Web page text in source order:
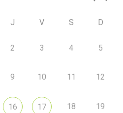
J V S D
2 3 4 5
9 10 11 12
16 17 18 19